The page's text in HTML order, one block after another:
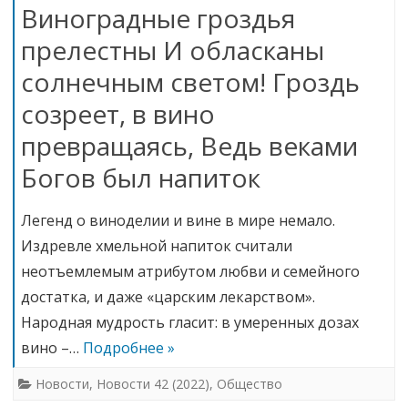
Виноградные гроздья
прелестны И обласканы
солнечным светом! Гроздь
созреет, в вино
превращаясь, Ведь веками
Богов был напиток
Легенд о виноделии и вине в мире немало.
Издревле хмельной напиток считали
неотъемлемым атрибутом любви и семейного
достатка, и даже «царским лекарством».
Народная мудрость гласит: в умеренных дозах
вино –… Подробнее »
Новости, Новости 42 (2022), Общество